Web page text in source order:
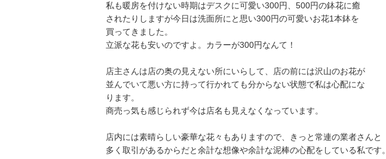
私も暖房を付けない時期はデスクに可愛い300円、500円の鉢花に癒
されたりしますが今日は洗面所にと思い300円の可愛いお花1本鉢を
買ってきました。
立派な花も安いのですよ。カラーが300円なんて！
店主さんは店の奥の見えない所にいらして、店の前には沢山のお花が
並んでいて悪い方に持って行かれても分からない状態で私は心配にな
ります。
商売っ気も感じられず今は店名も見えなくなっています。
店内には素晴らしい豪華な花々もありますので、きっと常連の業者さんと
多く取引があるからだと余計な想像や余計な泥棒の心配をしている私です。